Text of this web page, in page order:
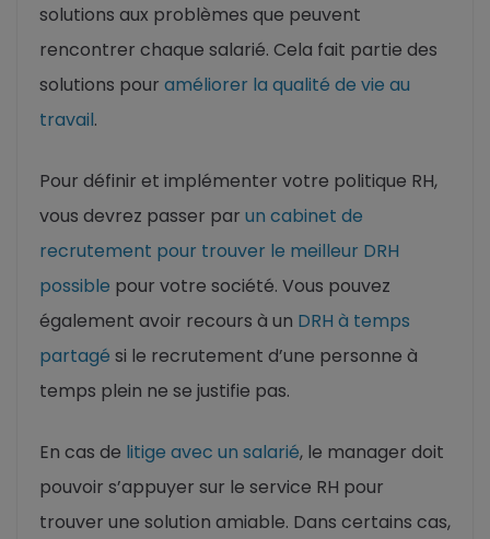
solutions aux problèmes que peuvent
rencontrer chaque salarié. Cela fait partie des
solutions pour améliorer la qualité de vie au
travail.
Pour définir et implémenter votre politique RH,
vous devrez passer par un cabinet de
recrutement pour trouver le meilleur DRH
possible pour votre société. Vous pouvez
également avoir recours à un DRH à temps
partagé si le recrutement d’une personne à
temps plein ne se justifie pas.
En cas de litige avec un salarié, le manager doit
pouvoir s’appuyer sur le service RH pour
trouver une solution amiable. Dans certains cas,